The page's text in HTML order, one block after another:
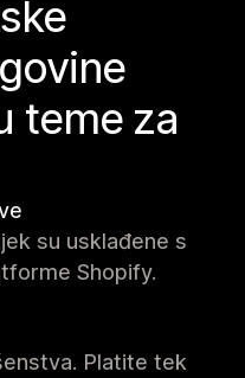
teme za
su usklađene s
Shopify.
Platite tek